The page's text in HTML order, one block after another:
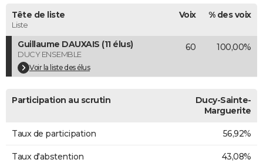
COPAINS D'AVANT
S'inscrire
Se connecter
Lycées
Collèges
Primaires
Universités
Entreprises
Service militaire
Avis de recherche
AVIS DE DÉCÈS
FORUM
Bricolage
Lifestyle
Culture
Sport
Auto
Television
Voyage
Cinema
Tête de liste
Liste
Voix % des voix
Guillaume DAUXAIS (11 élus)
DUCY ENSEMBLE
Voir la liste des élus
60 100,00%
Participation au scrutin
Ducy-Sainte-
Marguerite
Taux de participation 56,92%
Taux d'abstention 43,08%